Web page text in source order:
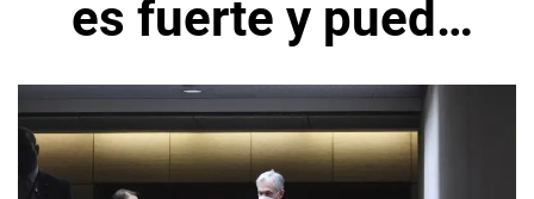
es fuerte y puede
manejar tasas más
altas